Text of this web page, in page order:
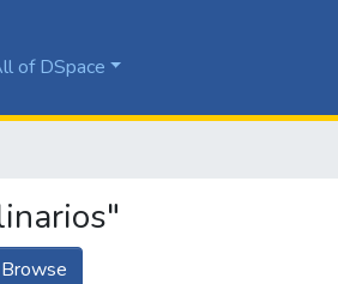
of DSpace
Browse